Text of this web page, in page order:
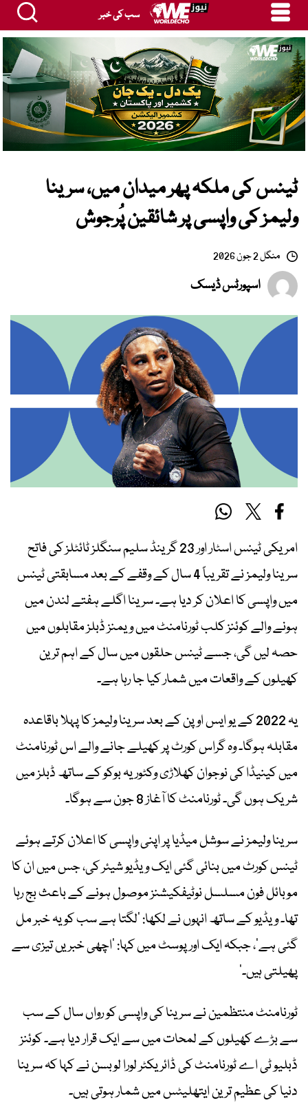
سب کی خبر
ٹینس کی ملکہ پھر میدان میں، سرینا
ولیمز کی واپسی پر شائقین پُرجوش
منگل 2 جون 2026
اسپورٹس ڈیسک
امریکی ٹینس اسٹار اور 23 گرینڈ سلیم سنگلز ٹائٹلز کی فاتح
سرینا ولیمز نے تقریباً 4 سال کے وقفے کے بعد مسابقتی ٹینس
میں واپسی کا اعلان کر دیا ہے۔ سرینا اگلے ہفتے لندن میں
ہونے والے کوئنز کلب ٹورنامنٹ میں ویمنز ڈبلز مقابلوں میں
حصہ لیں گی، جسے ٹینس حلقوں میں سال کے اہم ترین
کھیلوں کے واقعات میں شمار کیا جا رہا ہے۔
یہ 2022 کے یو ایس اوپن کے بعد سرینا ولیمز کا پہلا باقاعدہ
مقابلہ ہوگا۔ وہ گراس کورٹ پر کھیلے جانے والے اس ٹورنامنٹ
میں کینیڈا کی نوجوان کھلاڑی وکٹوریہ بوکو کے ساتھ ڈبلز میں
شریک ہوں گی۔ ٹورنامنٹ کا آغاز 8 جون سے ہوگا۔
سرینا ولیمز نے سوشل میڈیا پر اپنی واپسی کا اعلان کرتے ہوئے
ٹینس کورٹ میں بنائی گئی ایک ویڈیو شیئر کی، جس میں ان کا
موبائل فون مسلسل نوٹیفکیشنز موصول ہونے کے باعث بج رہا
تھا۔ ویڈیو کے ساتھ انہوں نے لکھا: ’لگتا ہے سب کو یہ خبر مل
گئی ہے‘، جبکہ ایک اور پوسٹ میں کہا: ’اچھی خبریں تیزی سے
پھیلتی ہیں۔‘
ٹورنامنٹ منتظمین نے سرینا کی واپسی کو رواں سال کے سب
سے بڑے کھیلوں کے لمحات میں سے ایک قرار دیا ہے۔ کوئنز
ڈبلیو ٹی اے ٹورنامنٹ کی ڈائریکٹر لورا لوبسن نے کہا کہ سرینا
دنیا کی عظیم ترین ایتھلیٹس میں شمار ہوتی ہیں۔